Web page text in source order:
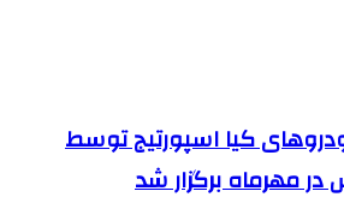
کیا اسپورتیج توسط
مهرماه برگزار شد